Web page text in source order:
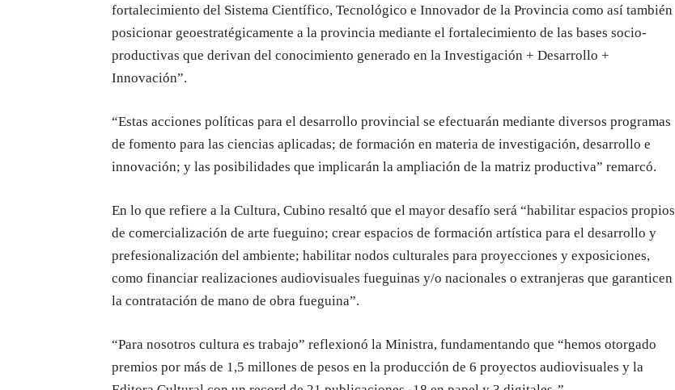
fortalecimiento del Sistema Científico, Tecnológico e Innovador de la Provincia como así también
posicionar geoestratégicamente a la provincia mediante el fortalecimiento de las bases socio-
productivas que derivan del conocimiento generado en la Investigación + Desarrollo +
Innovación”.
“Estas acciones políticas para el desarrollo provincial se efectuarán mediante diversos programas
de fomento para las ciencias aplicadas; de formación en materia de investigación, desarrollo e
innovación; y las posibilidades que implicarán la ampliación de la matriz productiva” remarcó.
En lo que refiere a la Cultura, Cubino resaltó que el mayor desafío será “habilitar espacios propios
de comercialización de arte fueguino; crear espacios de formación artística para el desarrollo y
prefesionalización del ambiente; habilitar nodos culturales para proyecciones y exposiciones,
como financiar realizaciones audiovisuales fueguinas y/o nacionales o extranjeras que garanticen
la contratación de mano de obra fueguina”.
“Para nosotros cultura es trabajo” reflexionó la Ministra, fundamentando que “hemos otorgado
premios por más de 1,5 millones de pesos en la producción de 6 proyectos audiovisuales y la